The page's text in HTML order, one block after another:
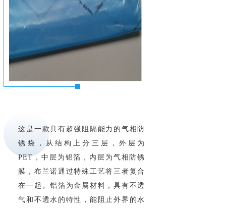
这是一款具有超强阻隔能力的气相防
锈袋，从结构上分三层，外层为
PET，中层为铝箔，内层为气相防锈
膜，布兰诺通过特殊工艺将三者复合
在一起。铝箔为金属材料，具有不透
气和不透水的特性，能阻止外界的水